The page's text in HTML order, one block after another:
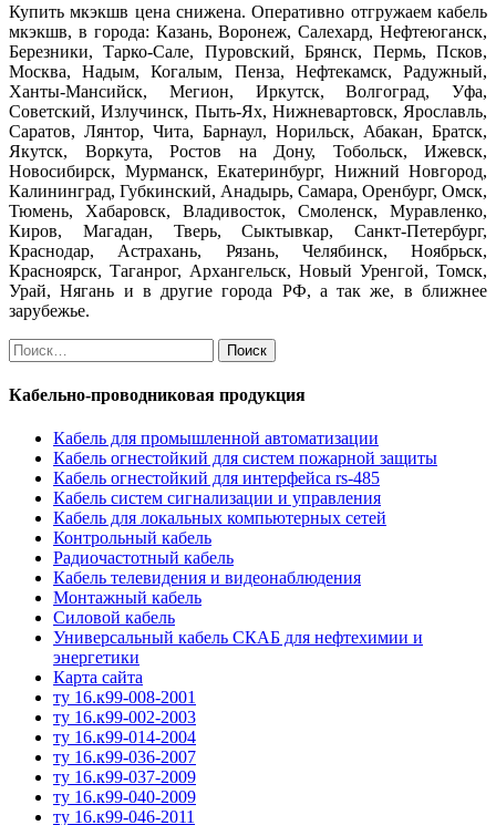
Купить мкэкшв цена снижена. Оперативно отгружаем кабель
мкэкшв, в города: Казань, Воронеж, Салехард, Нефтеюганск,
Березники, Тарко-Сале, Пуровский, Брянск, Пермь, Псков,
Москва, Надым, Когалым, Пенза, Нефтекамск, Радужный,
Ханты-Мансийск, Мегион, Иркутск, Волгоград, Уфа,
Советский, Излучинск, Пыть-Ях, Нижневартовск, Ярославль,
Саратов, Лянтор, Чита, Барнаул, Норильск, Абакан, Братск,
Якутск, Воркута, Ростов на Дону, Тобольск, Ижевск,
Новосибирск, Мурманск, Екатеринбург, Нижний Новгород,
Калининград, Губкинский, Анадырь, Самара, Оренбург, Омск,
Тюмень, Хабаровск, Владивосток, Смоленск, Муравленко,
Киров, Магадан, Тверь, Сыктывкар, Санкт-Петербург,
Краснодар, Астрахань, Рязань, Челябинск, Ноябрьск,
Красноярск, Таганрог, Архангельск, Новый Уренгой, Томск,
Урай, Нягань и в другие города РФ, а так же, в ближнее
зарубежье.
Найти:
Кабельно-проводниковая продукция
Кабель для промышленной автоматизации
Кабель огнестойкий для систем пожарной защиты
Кабель огнестойкий для интерфейса rs-485
Кабель систем сигнализации и управления
Кабель для локальных компьютерных сетей
Контрольный кабель
Радиочастотный кабель
Кабель телевидения и видеонаблюдения
Монтажный кабель
Силовой кабель
Универсальный кабель СКАБ для нефтехимии и
энергетики
Карта сайта
ту 16.к99-008-2001
ту 16.к99-002-2003
ту 16.к99-014-2004
ту 16.к99-036-2007
ту 16.к99-037-2009
ту 16.к99-040-2009
ту 16.к99-046-2011